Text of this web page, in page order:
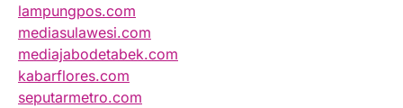
lampungpos.com
mediasulawesi.com
mediajabodetabek.com
kabarflores.com
seputarmetro.com